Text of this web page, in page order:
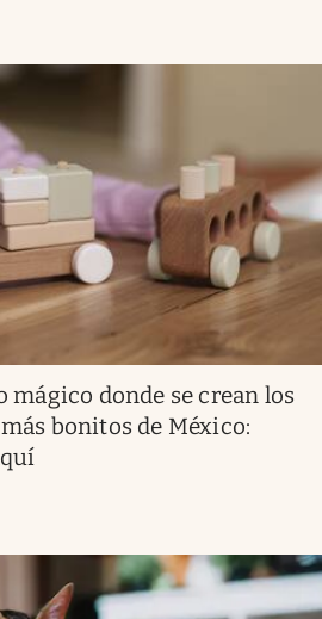
mágico donde se crean los
bonitos de México: